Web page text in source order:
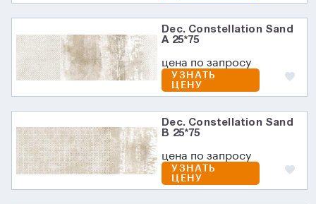
Dec. Constellation Sand
A 25*75
цена по запросу
УЗНАТЬ
ЦЕНУ
Dec. Constellation Sand
B 25*75
цена по запросу
УЗНАТЬ
ЦЕНУ